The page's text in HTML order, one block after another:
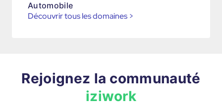
Automobile
Découvrir tous les domaines >
Rejoignez la communauté
iziwork